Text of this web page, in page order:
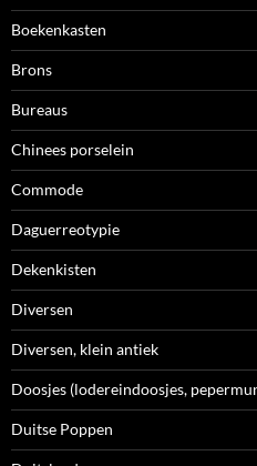
Boekenkasten
Brons
Bureaus
Chinees porselein
Commode
Daguerreotypie
Dekenkisten
Diversen
Diversen, klein antiek
Doosjes (lodereindoosjes,
Duitse Poppen